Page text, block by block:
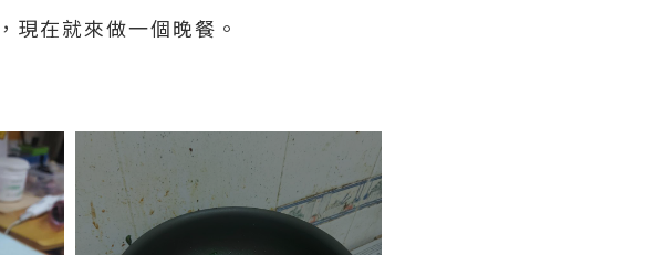
現在就來做一個晚餐。